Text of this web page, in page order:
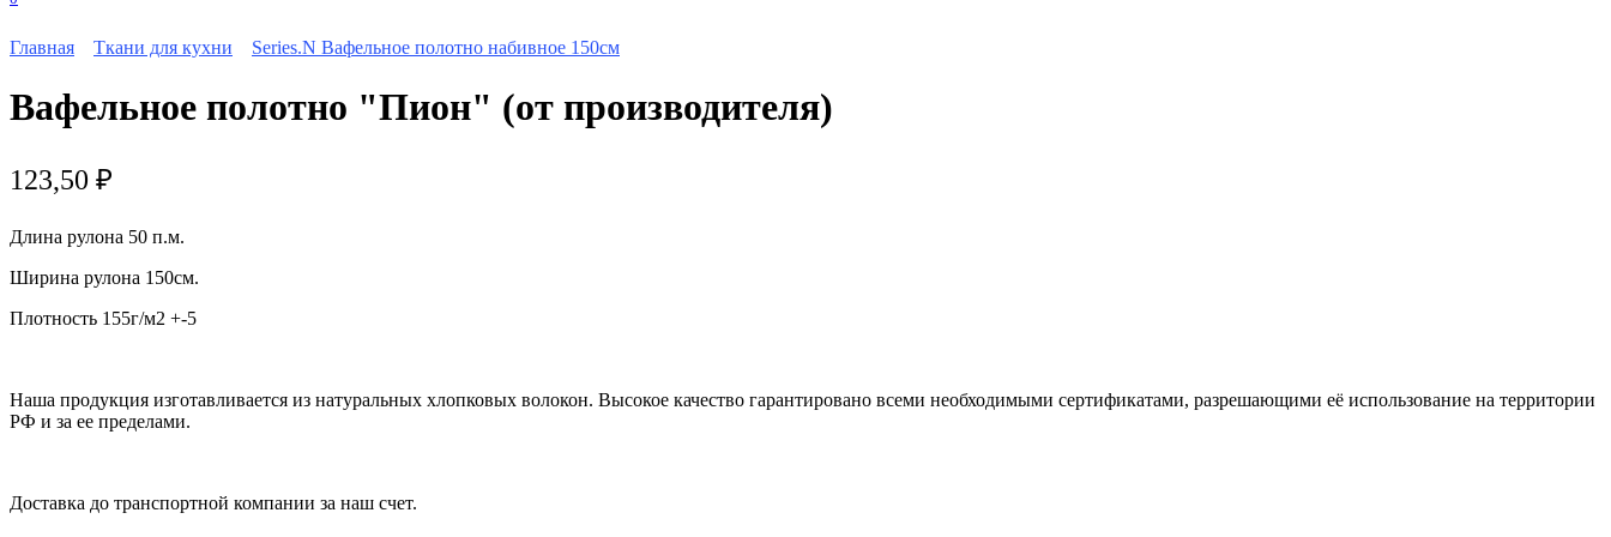
Главная Ткани для кухни Series.N Вафельное полотно набивное 150см
Вафельное полотно "Пион" (от производителя)
123,50 ₽
Длина рулона 50 п.м.
Ширина рулона 150см.
Плотность 155г/м2 +-5
Наша продукция изготавливается из натуральных хлопковых волокон. Высокое качество гарантировано всеми необходимыми сертификатами, разрешающими её использование на территории
РФ и за ее пределами.
Доставка до транспортной компании за наш счет.